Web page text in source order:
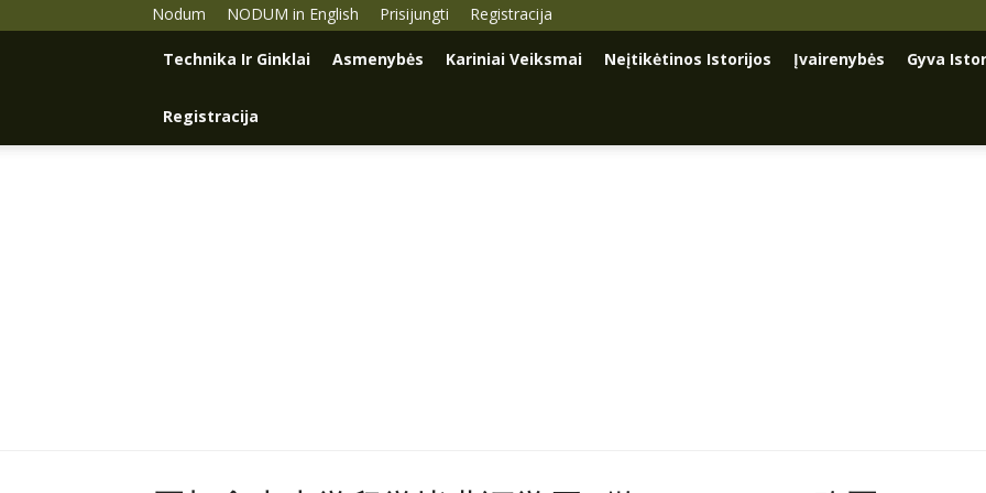
Nodum NODUM in English Prisijungti Registracija
Technika Ir Ginklai Asmenybės Kariniai Veiksmai Neįtikėtinos Istorijos Įvairenybės Gyva
Registracija